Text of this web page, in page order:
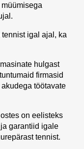
igal ajal, ka
hulgast
firmasid
töötavate
on eelisteks
garantiid igale
tennist.